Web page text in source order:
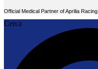
Official Medical Partner of Aprilia Racing
Cerca